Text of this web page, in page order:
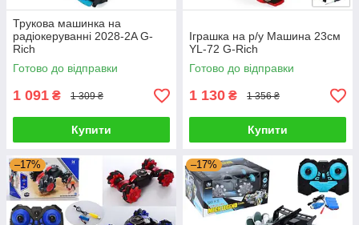
Трукова машинка на
радіокеруванні 2028-2A G-
Rich
Готово до відправки
1 091 ₴ 1 309 ₴
Купити
Іграшка на р/у Машина 23см
YL-72 G-Rich
Готово до відправки
1 130 ₴ 1 356 ₴
Купити
–17% –17%